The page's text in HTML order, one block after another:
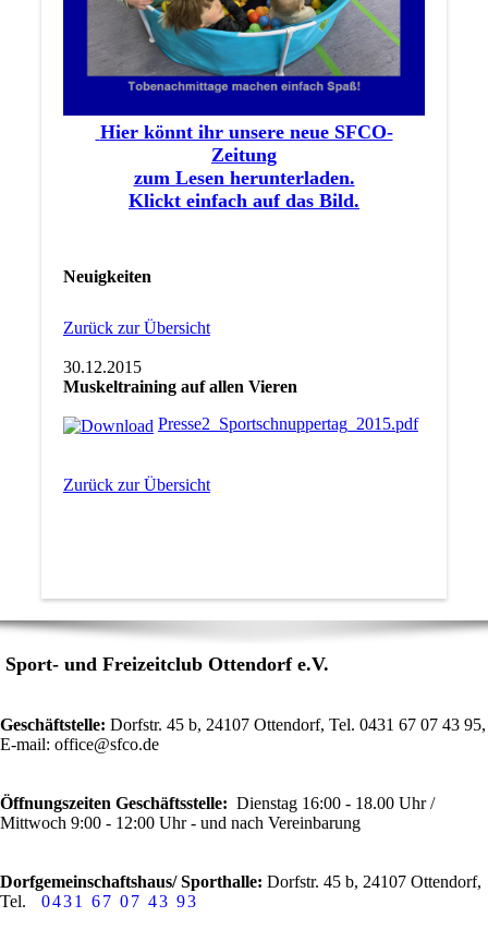
Hier könnt ihr unsere neue SFCO-
Zeitung
zum Lesen herunterladen.
Klickt einfach auf das Bild.
Neuigkeiten
Zurück zur Übersicht
30.12.2015
Muskeltraining auf allen Vieren
Presse2_Sportschnuppertag_2015.pdf
Zurück zur Übersicht
Sport- und Freizeitclub Ottendorf e.V.
Geschäftstelle: Dorfstr. 45 b, 24107 Ottendorf, Tel. 0431 67 07 43 95,
E-mail: office@sfco.de
Öffnungszeiten Geschäftsstelle: Dienstag 16:00 - 18.00 Uhr /
Mittwoch 9:00 - 12:00 Uhr - und nach Vereinbarung
Dorfgemeinschaftshaus/ Sporthalle: Dorfstr. 45 b, 24107 Ottendorf,
Tel.
0431 67 07 43 93